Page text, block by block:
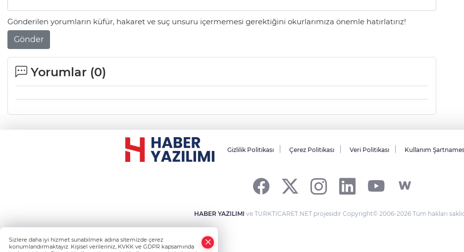
Gönderilen yorumların küfür, hakaret ve suç unsuru içermemesi gerektiğini okurlarımıza önemle hatırlatırız!
Gönder
Yorumlar (0)
Gizlilik Politikası Çerez Politikası Veri Politikası Kullanım
HABER YAZILIMI ve TURKTICARET.NET projesidir Copyright© 2006-2026 Tüm hakları
Sizlere daha iyi hizmet sunabilmek adına sitemizde çerez
konumlandırmaktayız. Kişisel verileriniz, KVKK ve GDPR kapsamında